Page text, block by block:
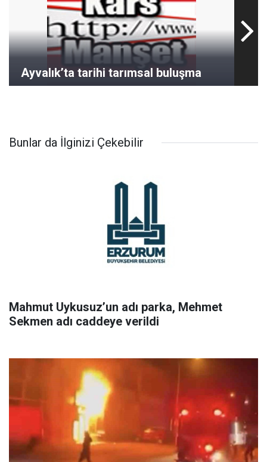
Ayvalık’ta tarihi tarımsal buluşma
Bunlar da İlginizi Çekebilir
Mahmut Uykusuz’un adı parka, Mehmet
Sekmen adı caddeye verildi